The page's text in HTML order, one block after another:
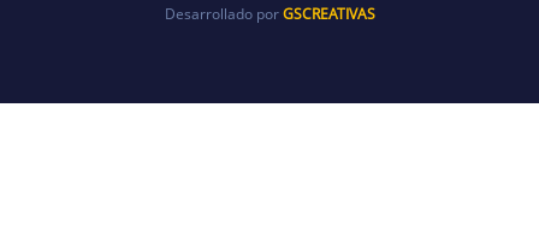
Desarrollado porGSCREATIVAS